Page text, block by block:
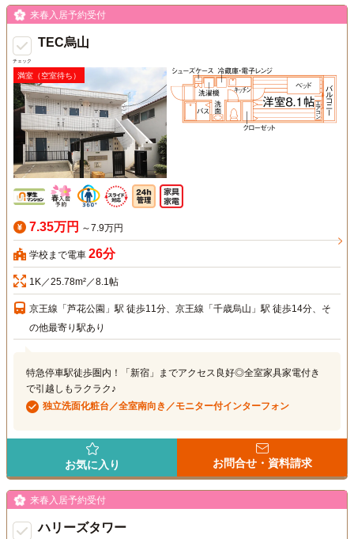
チェック
来春入居予約受付
TEC烏山
満室（空室待ち）
7.35万円 ～7.9万円
学校まで電車 26分
1K／25.78m²／8.1帖
京王線「芦花公園」駅 徒歩11分、京王線「千歳烏山」駅 徒歩14分、そ
の他最寄り駅あり
特急停車駅徒歩圏内！「新宿」までアクセス良好◎全室家具家電付き
で引越しもラクラク♪
独立洗面化粧台／全室南向き／モニター付インターフォン
お気に入り お問合せ・資料請求
来春入居予約受付
ハリーズタワー